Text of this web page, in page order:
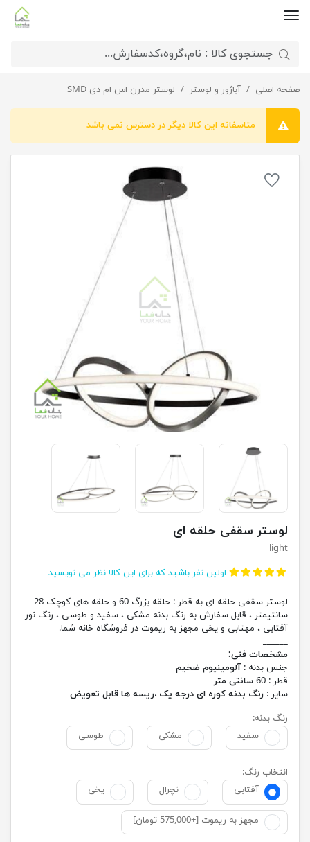
صفحه اصلی آباژور و لوستر لوستر مدرن اس ام دی SMD لوستر سقفی حلقه ای
متاسفانه این کالا دیگر در دسترس نمی باشد
لوستر سقفی حلقه ای
light
اولین نفر باشید که برای این کالا نظر می نویسید
لوستر سقفی حلقه ای به قطر : حلقه بزرگ 60 و حلقه های کوچک 28
سانتیمتر ، قابل سفارش به رنگ بدنه مشکی ، سفید و طوسی ، رنگ نور
آفتابی ، مهتابی و یخی مجهز به ریموت در فروشگاه خانه شما.
______
مشخصات فنی:
جنس بدنه :آلومینیوم ضخیم
قطر : 60
سانتی متر
سایر : رنگ بدنه کوره ای درجه یک ،ریسه ها قابل تعویض
رنگ بدنه:
سفید
مشکی طوسی
انتخاب رنگ:
آفتابی
نچرال یخی
مجهز به ریموت [+575,000 تومان]